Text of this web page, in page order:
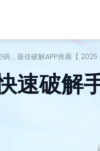
，最佳破解APP推薦【 2025
速破解